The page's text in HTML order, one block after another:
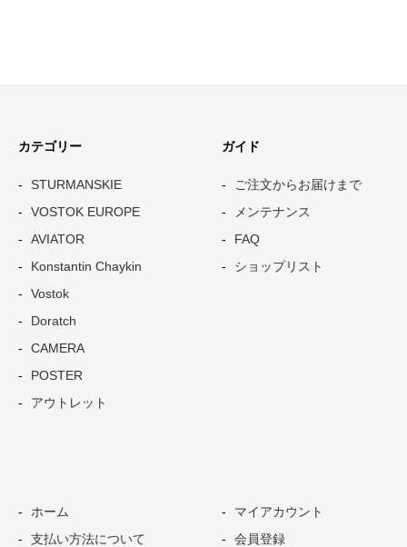
カテゴリー
STURMANSKIE
VOSTOK EUROPE
AVIATOR
Konstantin Chaykin
Vostok
Doratch
CAMERA
POSTER
アウトレット
ガイド
ご注文からお届けまで
メンテナンス
FAQ
ショップリスト
ホーム
支払い方法について
マイアカウント
会員登録